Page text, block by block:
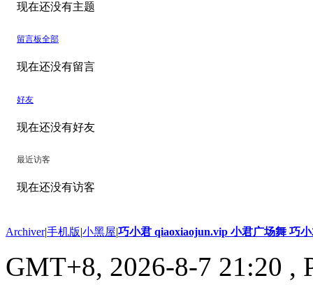
现在还没有主题
留言板全部
现在还没有留言
好友
现在还没有好友
最近访客
现在还没有访客
Archiver|手机版|小黑屋|巧小君 qiaoxiaojun.vip 小君广场舞 巧
GMT+8, 2026-8-7 21:20 ,